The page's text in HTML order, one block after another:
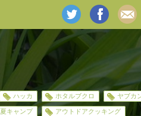
ハッカ ホタルブクロ ヤブカ
夏キャンプ アウトドアクッキング